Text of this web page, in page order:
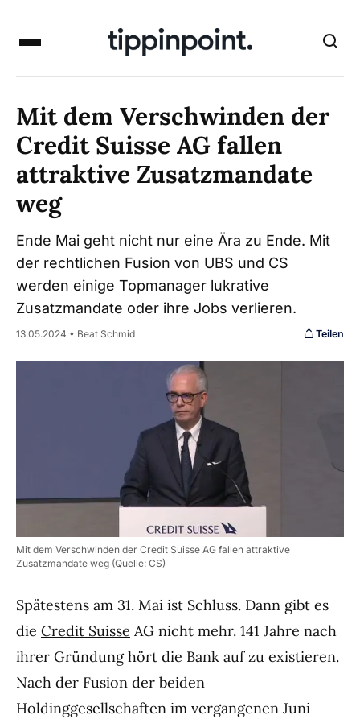
Mit dem Verschwinden der
Credit Suisse AG fallen
attraktive Zusatzmandate
weg
Ende Mai geht nicht nur eine Ära zu Ende. Mit
der rechtlichen Fusion von UBS und CS
werden einige Topmanager lukrative
Zusatzmandate oder ihre Jobs verlieren.
13.05.2024 • Beat Schmid Teilen
Mit dem Verschwinden der Credit Suisse AG fallen attraktive
Zusatzmandate weg (Quelle: CS)
Spätestens am 31. Mai ist Schluss. Dann gibt es
die Credit Suisse AG nicht mehr. 141 Jahre nach
ihrer Gründung hört die Bank auf zu existieren.
Nach der Fusion der beiden
Holdinggesellschaften im vergangenen Juni